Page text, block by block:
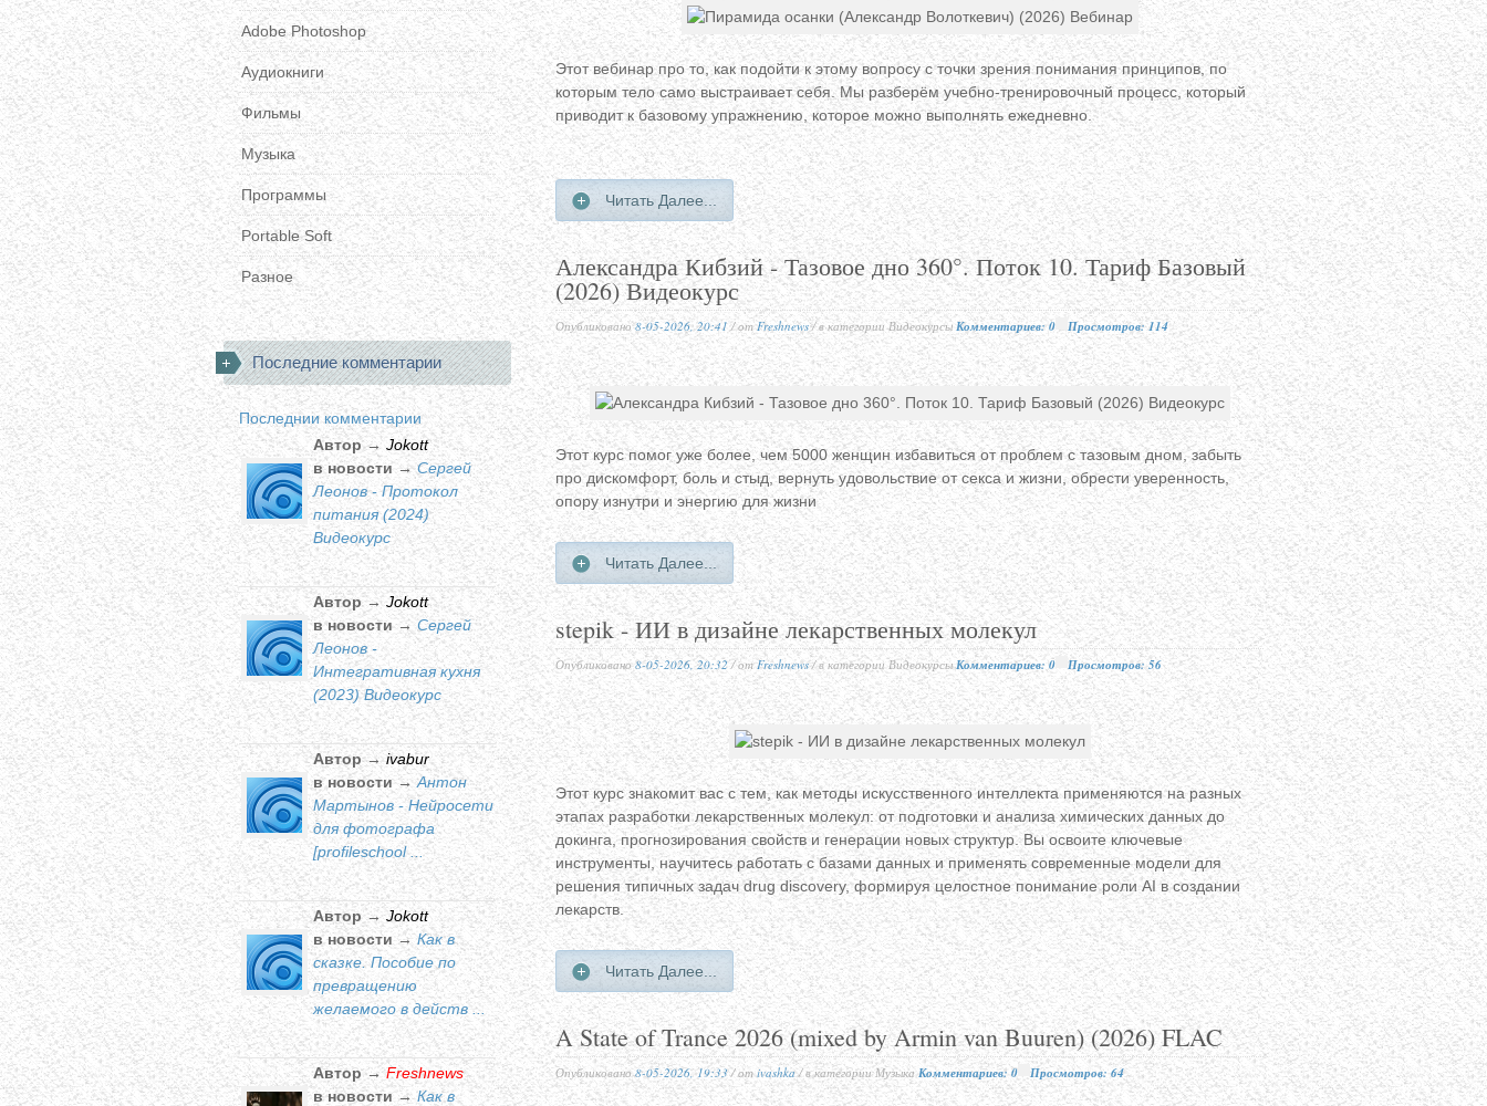
Adobe Photoshop
Аудиокниги
Фильмы
Музыка
Программы
Portable Soft
Разное
Последние комментарии
Последнии комментарии
Автор → Jokott
в новости → Сергей
Леонов - Протокол
питания (2024)
Видеокурс
Автор → Jokott
в новости → Сергей
Леонов -
Интегративная кухня
(2023) Видеокурс
Автор → ivabur
в новости → Антон
Мартынов - Нейросети
для фотографа
[profileschool ...
Автор → Jokott
в новости → Как в
сказке. Пособие по
превращению
желаемого в действ ...
Автор → Freshnews
в новости → Как в
Этот вебинар про то, как подойти к этому вопросу с точки зрения понимания принципов, по
которым тело само выстраивает себя. Мы разберём учебно-тренировочный процесс, который
приводит к базовому упражнению, которое можно выполнять ежедневно.
Читать Далее...
Александра Кибзий - Тазовое дно 360°. Поток 10. Тариф Базовый
(2026) Видеокурс
Опубликовано8-05-2026, 20:41/ отFreshnews/ в категории Видеокурсы Комментариев: 0 Просмотров: 114
Этот курс помог уже более, чем 5000 женщин избавиться от проблем с тазовым дном, забыть
про дискомфорт, боль и стыд, вернуть удовольствие от секса и жизни, обрести уверенность,
опору изнутри и энергию для жизни
Читать Далее...
stepik - ИИ в дизайне лекарственных молекул
Опубликовано 8-05-2026, 20:32/ отFreshnews/ в категории ВидеокурсыКомментариев: 0 Просмотров: 56
Этот курс знакомит вас с тем, как методы искусственного интеллекта применяются на разных
этапах разработки лекарственных молекул: от подготовки и анализа химических данных до
докинга, прогнозирования свойств и генерации новых структур. Вы освоите ключевые
инструменты, научитесь работать с базами данных и применять современные модели для
решения типичных задач drug discovery, формируя целостное понимание роли AI в создании
лекарств.
Читать Далее...
A State of Trance 2026 (mixed by Armin van Buuren) (2026) FLAC
Опубликовано8-05-2026, 19:33/ отivashka/ в категории МузыкаКомментариев: 0 Просмотров: 64